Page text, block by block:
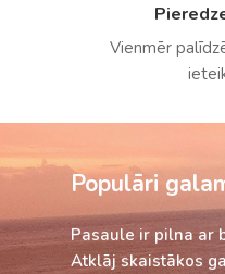
Vienmēr
Populāri
Pasaule ir pilna ar
Atklāj skaistākos